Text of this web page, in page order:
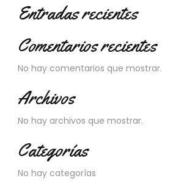
Entradas recientes
Comentarios recientes
No hay comentarios que mostrar.
Archivos
No hay archivos que mostrar.
Categorías
No hay categorías